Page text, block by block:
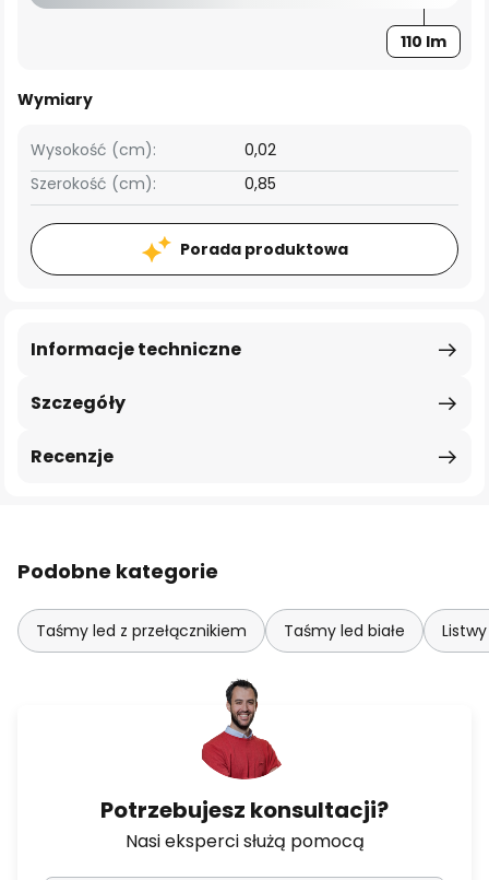
110 lm
Wymiary
Szerokość (cm): 0,85
Wysokość (cm): 0,02
Porada produktowa
Szczegóły
Informacje techniczne
Recenzje
Podobne kategorie
Taśmy led z przełącznikiem Taśmy led białe
Potrzebujesz konsultacji?
Nasi eksperci służą pomocą